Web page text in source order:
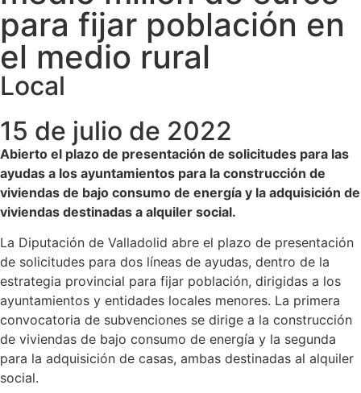
para fijar población en
el medio rural
Local
15 de julio de 2022
Abierto el plazo de presentación de solicitudes para las
ayudas a los ayuntamientos para la construcción de
viviendas de bajo consumo de energía y la adquisición de
viviendas destinadas a alquiler social.
La Diputación de Valladolid abre el plazo de presentación
de solicitudes para dos líneas de ayudas, dentro de la
estrategia provincial para fijar población, dirigidas a los
ayuntamientos y entidades locales menores. La primera
convocatoria de subvenciones se dirige a la construcción
de viviendas de bajo consumo de energía y la segunda
para la adquisición de casas, ambas destinadas al alquiler
social.